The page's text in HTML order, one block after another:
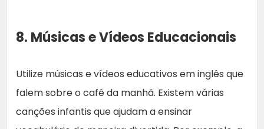
8. Músicas e Vídeos Educacionais
Utilize músicas e vídeos educativos em inglês que
falem sobre o café da manhã. Existem várias
canções infantis que ajudam a ensinar